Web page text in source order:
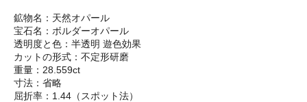
鉱物名：天然オパール
宝石名：ボルダーオパール
透明度と色：半透明 遊色効果
カットの形式：不定形研磨
重量：28.559ct
寸法：省略
屈折率：1.44（スポット法）